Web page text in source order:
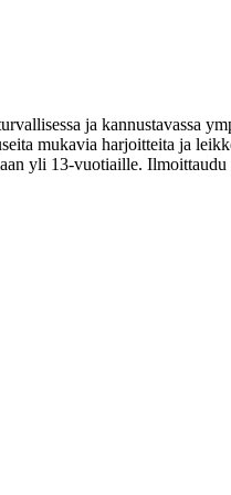
ja kannustavassa
mukavia harjoitteita ja
yli 13-vuotiaille. Ilmoittaudu